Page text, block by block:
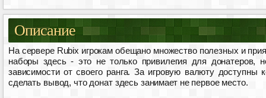
Описание
На сервере Rubix игрокам обещано множество полезных и
наборы здесь - это не только привилегия для
зависимости от своего ранга. За игровую валюту
сделать вывод, что донат здесь занимает не первое место.